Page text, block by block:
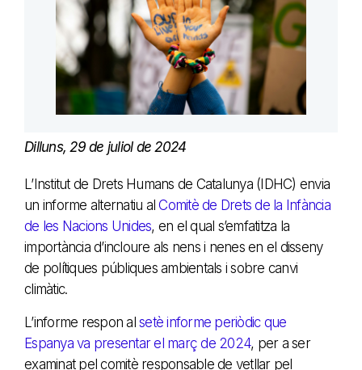
Dilluns, 29 de juliol de 2024
L’Institut de Drets Humans de Catalunya (IDHC) envia
un informe alternatiu alComitè de Drets de la Infància
de les Nacions Unides, en el qual s’emfatitza la
importància d’incloure als nens i nenes en el disseny
de polítiques públiques ambientals i sobre canvi
climàtic.
L’informe respon al setè informe periòdic que
Espanya va presentar el març de 2024, per a ser
examinat pel comitè responsable de vetllar pel